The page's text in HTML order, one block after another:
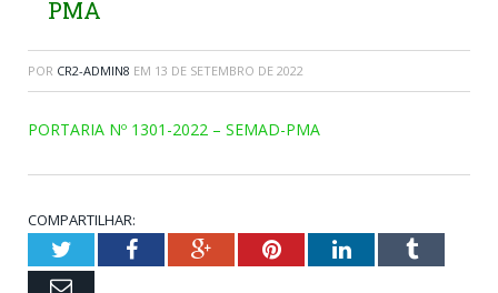
PMA
POR CR2-ADMIN8 EM 13 DE SETEMBRO DE 2022
PORTARIA Nº 1301-2022 – SEMAD-PMA
COMPARTILHAR:
TwitterFacebookGoogle+PinterestLinkedInTumblr
Email